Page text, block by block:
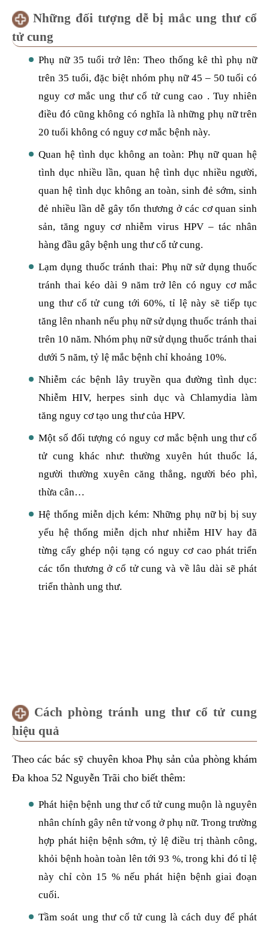
Những đối tượng dễ bị mắc ung thư cổ
tử cung
Phụ nữ 35 tuổi trở lên: Theo thống kê thì phụ nữ
trên 35 tuổi, đặc biệt nhóm phụ nữ 45 – 50 tuổi có
nguy cơ mắc ung thư cổ tử cung cao . Tuy nhiên
điều đó cũng không có nghĩa là những phụ nữ trên
20 tuổi không có nguy cơ mắc bệnh này.
Quan hệ tình dục không an toàn: Phụ nữ quan hệ
tình dục nhiều lần, quan hệ tình dục nhiều người,
quan hệ tình dục không an toàn, sinh đẻ sớm, sinh
đẻ nhiều lần dễ gây tổn thương ở các cơ quan sinh
sản, tăng nguy cơ nhiễm virus HPV – tác nhân
hàng đầu gây bệnh ung thư cổ tử cung.
Lạm dụng thuốc tránh thai: Phụ nữ sử dụng thuốc
tránh thai kéo dài 9 năm trở lên có nguy cơ mắc
ung thư cổ tử cung tới 60%, tỉ lệ này sẽ tiếp tục
tăng lên nhanh nếu phụ nữ sử dụng thuốc tránh thai
trên 10 năm. Nhóm phụ nữ sử dụng thuốc tránh thai
dưới 5 năm, tỷ lệ mắc bệnh chỉ khoảng 10%.
Nhiễm các bệnh lây truyền qua đường tình dục:
Nhiễm HIV, herpes sinh dục và Chlamydia làm
tăng nguy cơ tạo ung thư của HPV.
Một số đối tượng có nguy cơ mắc bệnh ung thư cổ
tử cung khác như: thường xuyên hút thuốc lá,
người thường xuyên căng thẳng, người béo phì,
thừa cân…
Hệ thống miễn dịch kém: Những phụ nữ bị bị suy
yếu hệ thống miễn dịch như nhiễm HIV hay đã
từng cấy ghép nội tạng có nguy cơ cao phát triển
các tổn thương ở cổ tử cung và về lâu dài sẽ phát
triển thành ung thư.
Cách phòng tránh ung thư cổ tử cung
hiệu quả
Theo các bác sỹ chuyên khoa Phụ sản của phòng khám
Đa khoa 52 Nguyễn Trãi cho biết thêm:
Phát hiện bệnh ung thư cổ tử cung muộn là nguyên
nhân chính gây nên tử vong ở phụ nữ. Trong trường
hợp phát hiện bệnh sớm, tỷ lệ điều trị thành công,
khỏi bệnh hoàn toàn lên tới 93 %, trong khi đó tỉ lệ
này chỉ còn 15 % nếu phát hiện bệnh giai đoạn
cuối.
Tầm soát ung thư cổ tử cung là cách duy để phát